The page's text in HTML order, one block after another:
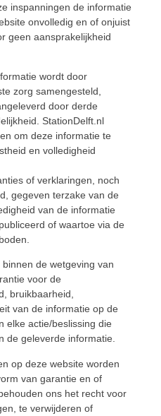
inspanningen de informatie
onvolledig en of onjuist
geen aansprakelijkheid
wordt door
zorg samengesteld,
door derde
StationDelft.nl
om deze informatie te
en volledigheid
of verklaringen, noch
gegeven terzake van de
van de informatie
of waartoe via de
de wetgeving van
voor de
bruikbaarheid,
van de informatie op de
elke actie/beslissing die
de geleverde informatie.
op deze website worden
van garantie en of
ons het recht voor
te verwijderen of